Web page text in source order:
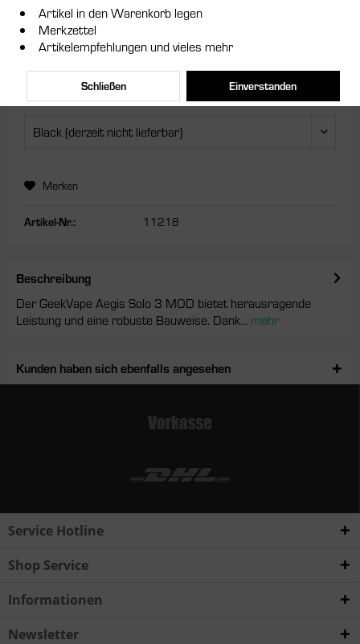
49,95 € *
inkl. MwSt. zzgl. Versandkosten
Lieferzeit ca. 5 Tage
Farbe:
Merken
Artikel-Nr.: 11218
Beschreibung
Der GeekVape Aegis Solo 3 MOD bietet herausragende
Leistung und eine robuste Bauweise. Dank... mehr
Kunden haben sich ebenfalls angesehen
Service Hotline
Shop Service
Informationen
Newsletter
Artikel in den Warenkorb legen
Merkzettel
Artikelempfehlungen und vieles mehr
Einverstanden
Schließen